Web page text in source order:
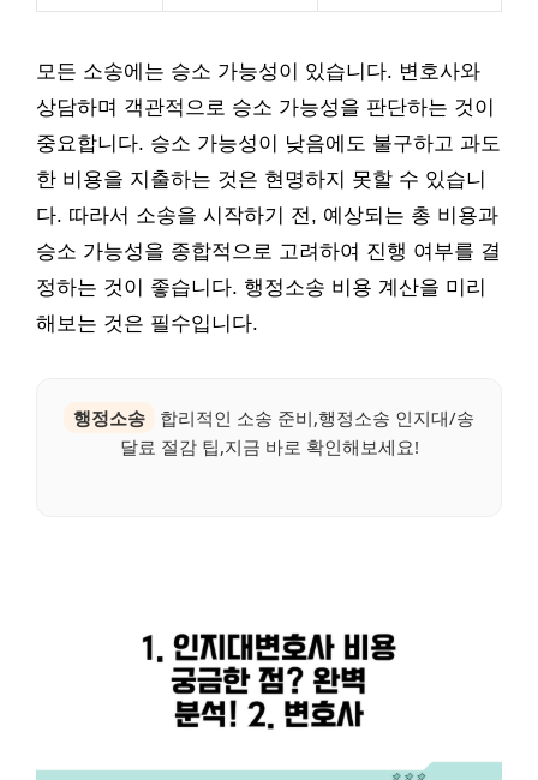
모든 소송에는 승소 가능성이 있습니다. 변호사와
상담하며 객관적으로 승소 가능성을 판단하는 것이
중요합니다. 승소 가능성이 낮음에도 불구하고 과도
한 비용을 지출하는 것은 현명하지 못할 수 있습니
다. 따라서 소송을 시작하기 전, 예상되는 총 비용과
승소 가능성을 종합적으로 고려하여 진행 여부를 결
정하는 것이 좋습니다. 행정소송 비용 계산을 미리
해보는 것은 필수입니다.
행정소송
합리적인 소송 준비,행정소송 인지대/송
달료 절감 팁,지금 바로 확인해보세요!